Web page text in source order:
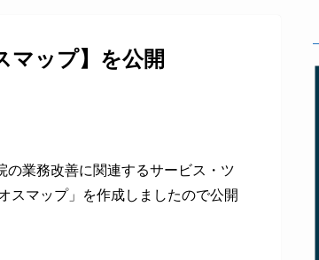
マップ】を公開
業務改善に関連するサービス・ツ
マップ」を作成しましたので公開